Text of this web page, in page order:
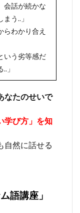
会話が続かな
う..」
らわかり合え
いう劣等感だ
」
なたのせいで
学び方」を知
自然に話せる
語講座」